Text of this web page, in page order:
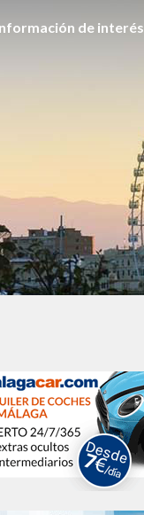
de interés